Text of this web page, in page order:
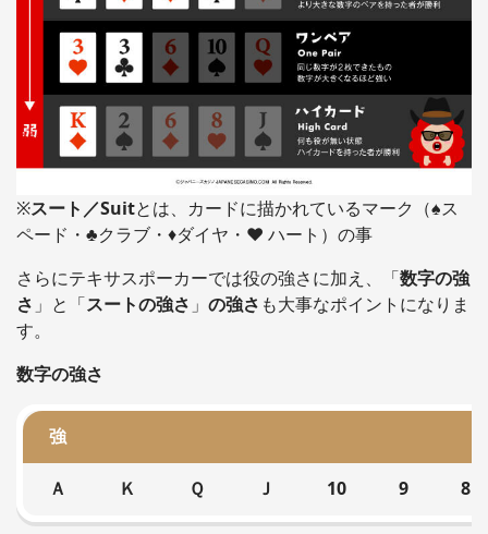
※スート／Suitとは、カードに描かれているマーク（♠️ス
ペード・♣️クラブ・♦️ダイヤ・❤️ ハート）の事
さらにテキサスポーカーでは役の強さに加え、「数字の強
さ 」と「スートの強さ 」 の強さ も大事なポイントになりま
す。
数字の強さ
強
Ａ Ｋ Ｑ Ｊ 10 9 8